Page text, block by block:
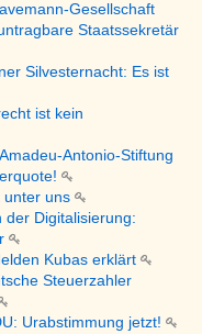
Gesellschaft
Staatssekretär
Silvesternacht: Es ist
ist kein
Antonio-Stiftung
unter uns
der Digitalisierung:
Kubas erklärt
Steuerzahler
Urabstimmung jetzt!